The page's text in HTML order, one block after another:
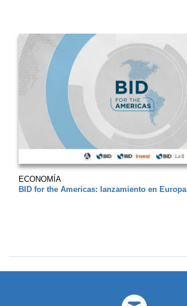
ECONOMÍA
BID for the Americas: lanzamiento en Europa